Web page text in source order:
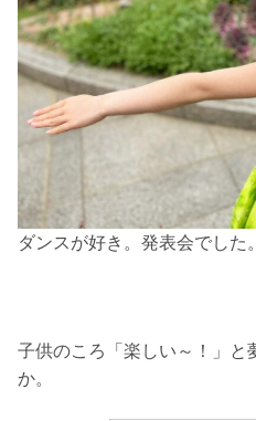
ダンスが好き。発表会でした。
子供のころ「楽しい～！」と
か。